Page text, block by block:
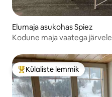
Elumaja asukohas Spiez
Kodune maja vaatega järvele
Külaliste suur lemmik
Külaliste lemmik